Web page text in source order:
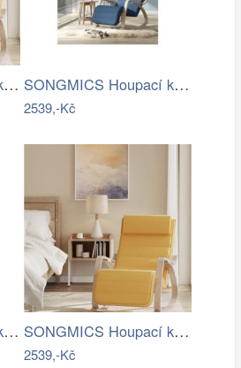
SONGMICS Houpací křeslo polstrované… SONGMICS Houpací křeslo polstrované…
2539,-Kč
SONGMICS Houpací křeslo polstrované… SONGMICS Houpací křeslo polstrované…
2539,-Kč